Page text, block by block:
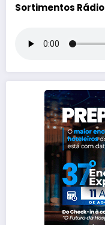
Sortimentos Rádio